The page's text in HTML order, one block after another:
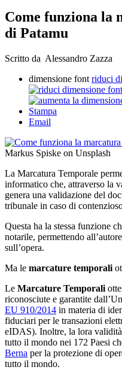
Come funziona la
di Patamu
Scritto da Alessandro Zazza
dimensione font riduci
Stampa
Email
Markus Spiske on Unsplash
La Marcatura Temporale
informatico che, attraverso la
genera una validazione del
tribunale in caso di
Questa ha la stessa funzione
notarile, permettendo
sull’opera.
Ma le marcature temporali
Le Marcature Temporali
riconosciute e garantite
EU 910/2014 in materia di
fiduciari per le transazioni
eIDAS). Inoltre, la lora validità
tutto il mondo nei 172 Paesi
Berna per la protezione di
tutto il mondo.